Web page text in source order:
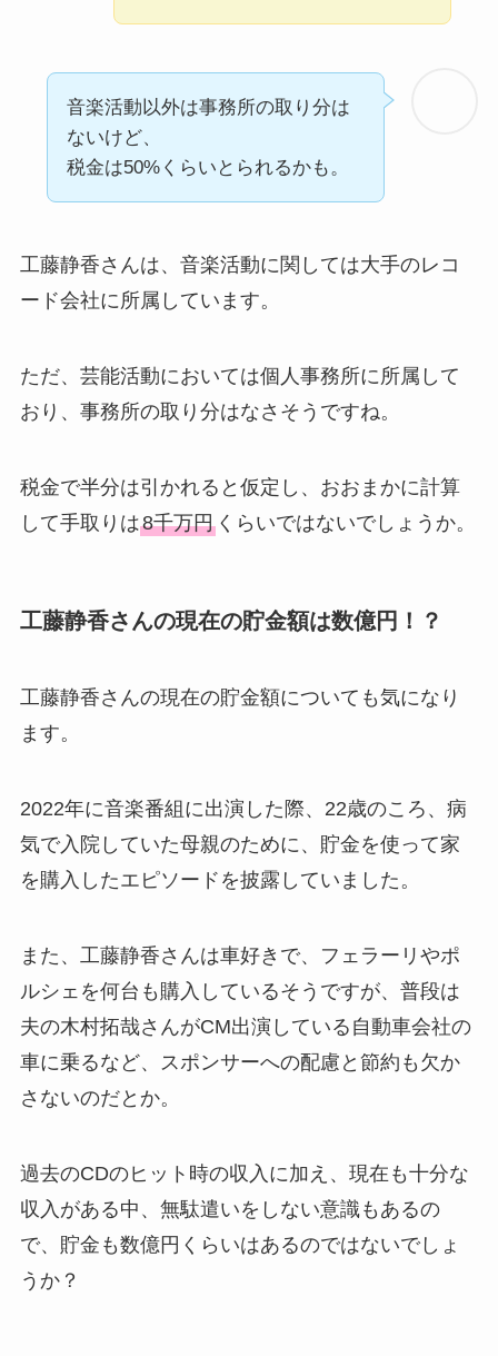
音楽活動以外は事務所の取り分は
ないけど、
税金は50%くらいとられるかも。
工藤静香さんは、音楽活動に関しては大手のレコ
ード会社に所属しています。
ただ、芸能活動においては個人事務所に所属して
おり、事務所の取り分はなさそうですね。
税金で半分は引かれると仮定し、おおまかに計算
して手取りは8千万円くらいではないでしょうか。
工藤静香さんの現在の貯金額は数億円！？
工藤静香さんの現在の貯金額についても気になり
ます。
2022年に音楽番組に出演した際、22歳のころ、病
気で入院していた母親のために、貯金を使って家
を購入したエピソードを披露していました。
また、工藤静香さんは車好きで、フェラーリやポ
ルシェを何台も購入しているそうですが、普段は
夫の木村拓哉さんがCM出演している自動車会社の
車に乗るなど、スポンサーへの配慮と節約も欠か
さないのだとか。
過去のCDのヒット時の収入に加え、現在も十分な
収入がある中、無駄遣いをしない意識もあるの
で、貯金も数億円くらいはあるのではないでしょ
うか？